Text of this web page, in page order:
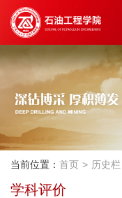
当前位置： 首页 历史栏
学科评价